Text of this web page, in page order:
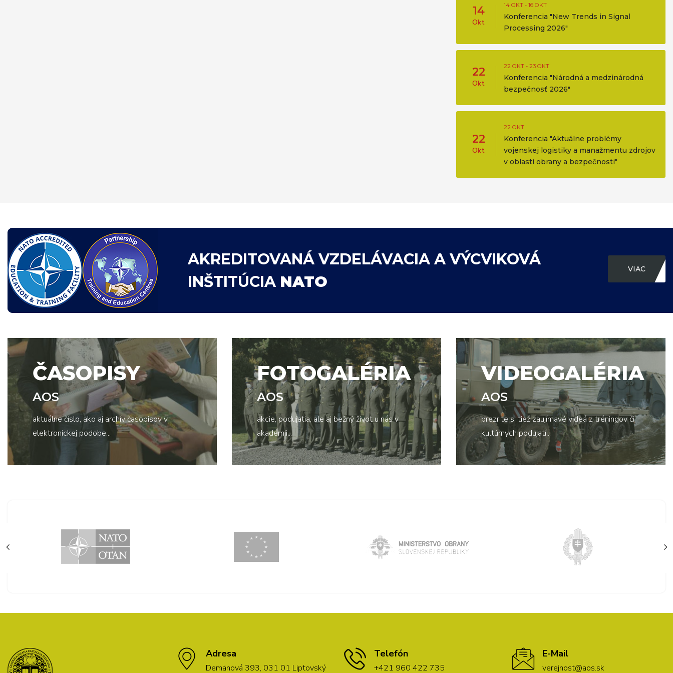
14
Okt
14 OKT - 16 OKT
Konferencia "New Trends in Signal
Processing 2026"
22
Okt
22 OKT - 23 OKT
Konferencia "Národná a medzinárodná
bezpečnosť 2026"
22
Okt
22 OKT
Konferencia "Aktuálne problémy
vojenskej logistiky a manažmentu zdrojov
v oblasti obrany a bezpečnosti"
AKREDITOVANÁ VZDELÁVACIA A VÝCVIKOVÁ
INŠTITÚCIA NATO
VIAC
ČASOPISY
AOS
aktuálne číslo, ako aj archív časopisov v
elektronickej podobe...
FOTOGALÉRIA
AOS
akcie, podujatia, ale aj bežný život u nás v
akadémii...
VIDEOGALÉRIA
AOS
prezrite si tiež zaujímavé videá z tréningov či
kultúrnych podujatí...
Adresa
Demänová 393, 031 01 Liptovský
Telefón
+421 960 422 735
E-Mail
verejnost@aos.sk